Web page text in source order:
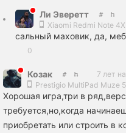
Ли Эверетт
Xiaomi Redmi Note 4X
сальный маховик, да,
0
Козак
7 лет
Prestigio MultiPad Muze
Хорошая игра,три в
требуется,но,когда
приобретать или строить в